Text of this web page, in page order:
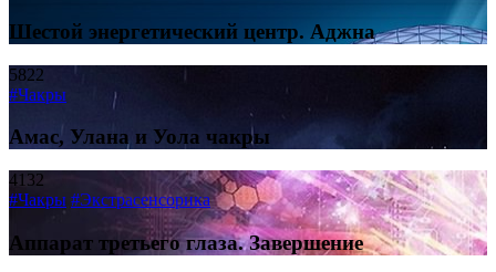
Шестой энергетический центр. Аджна
5822
#Чакры
Амас, Улана и Уола чакры
4132
#Чакры #Экстрасенсорика
Аппарат третьего глаза. Завершение